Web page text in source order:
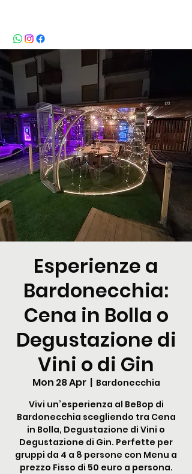
Esperienze a
Bardonecchia:
Cena in Bolla o
Degustazione di
Vini o di Gin
Mon 28 Apr
  |
Bardonecchia
Vivi un’esperienza al BeBop di
Bardonecchia scegliendo tra Cena
in Bolla, Degustazione di Vini o
Degustazione di Gin. Perfette per
gruppi da 4 a 8 persone con Menu a
prezzo Fisso di 50 euro a persona.